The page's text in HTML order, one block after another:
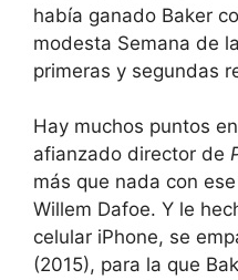
había ganado Baker
modesta Semana de
primeras y segundas
Hay muchos puntos
afianzado director de
más que nada con
Willem Dafoe. Y le
celular iPhone, se
(2015), para la que